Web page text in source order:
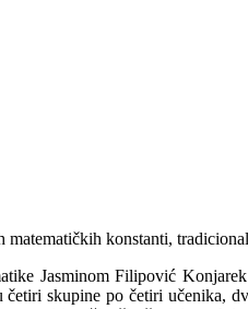
konstanti,
Jasminom Filipović
skupine po četiri učenika,